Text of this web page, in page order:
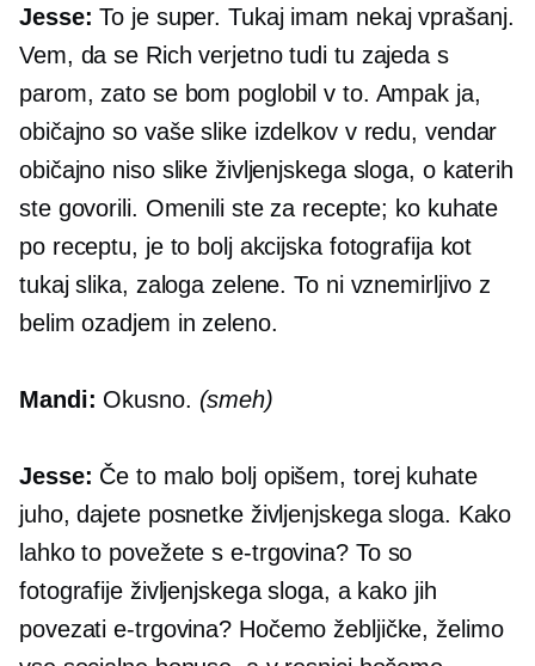
Jesse: To je super. Tukaj imam nekaj vprašanj.
Vem, da se Rich verjetno tudi tu zajeda s
parom, zato se bom poglobil v to. Ampak ja,
običajno so vaše slike izdelkov v redu, vendar
običajno niso slike življenjskega sloga, o katerih
ste govorili. Omenili ste za recepte; ko kuhate
po receptu, je to bolj akcijska fotografija kot
tukaj slika, zaloga zelene. To ni vznemirljivo z
belim ozadjem in zeleno.
Mandi: Okusno. (smeh)
Jesse: Če to malo bolj opišem, torej kuhate
juho, dajete posnetke življenjskega sloga. Kako
lahko to povežete s e-trgovina?To so
fotografije življenjskega sloga, a kako jih
povezatie-trgovina? Hočemo žebljičke, želimo